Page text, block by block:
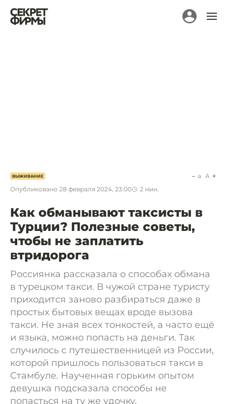
ВЫЖИВАНИЕ
Опубликовано 28 февраля 2024, 23:00 2 мин.
a A
Как обманывают таксисты в
Турции? Полезные советы,
чтобы не заплатить
втридорога
Россиянка рассказала о способах обмана
в турецком такси. В чужой стране туристу
приходится заново разбираться даже в
простых бытовых вещах вроде вызова
такси. Не зная всех тонкостей, а часто ещё
и языка, можно попасть на деньги. Так
случилось с путешественницей из России,
которой пришлось пользоваться такси в
Стамбуле. Наученная горьким опытом
девушка подсказала способы не
попасться на ту же удочку.